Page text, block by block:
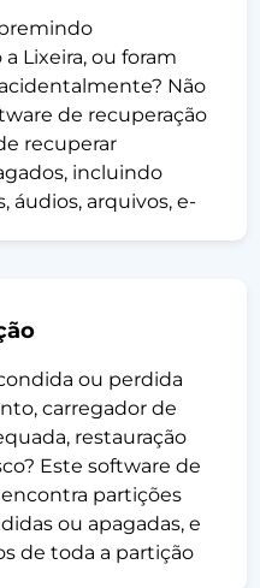
Lixeira, ou foram
Não
de recuperação
recuperar
incluindo
áudios, arquivos, e-
ou perdida
carregador de
restauração
Este software de
partições
ou apagadas, e
de toda a partição